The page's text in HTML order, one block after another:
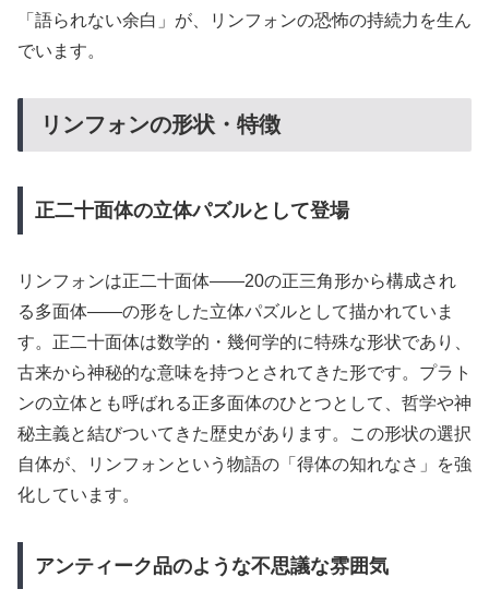
「語られない余白」が、リンフォンの恐怖の持続力を生ん
でいます。
リンフォンの形状・特徴
正二十面体の立体パズルとして登場
リンフォンは正二十面体——20の正三角形から構成され
る多面体——の形をした立体パズルとして描かれていま
す。正二十面体は数学的・幾何学的に特殊な形状であり、
古来から神秘的な意味を持つとされてきた形です。プラト
ンの立体とも呼ばれる正多面体のひとつとして、哲学や神
秘主義と結びついてきた歴史があります。この形状の選択
自体が、リンフォンという物語の「得体の知れなさ」を強
化しています。
アンティーク品のような不思議な雰囲気